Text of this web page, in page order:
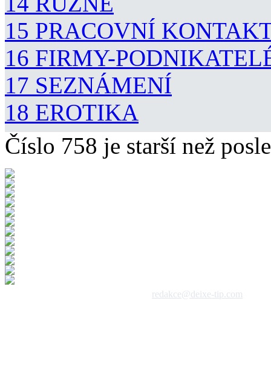
15 PRACOVNÍ
16 FIRMY-
17 SEZNÁMENÍ
18 EROTIKA
Číslo 758 je starší než
redakce@deixe-tip.com